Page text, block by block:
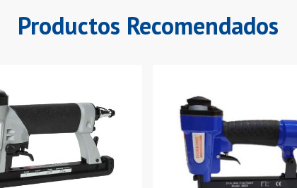
Productos Recomendados